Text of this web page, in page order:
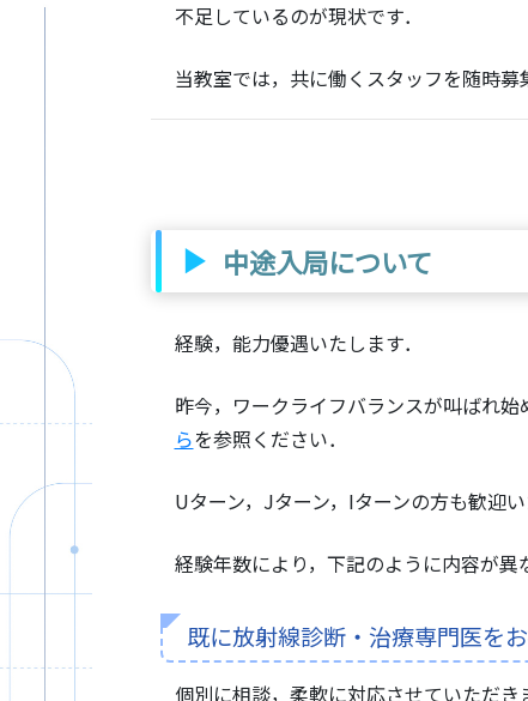
不足しているのが現状です．
当教室では，共に働くスタッフを随時募
中途入局について
経験，能力優遇いたします．
昨今，ワークライフバランスが叫ばれ
らを参照ください．
Uターン，Jターン，Iターンの方も歓迎
経験年数により，下記のように内容が異
既に放射線診断・治療専門医を
個別に相談，柔軟に対応させていただき